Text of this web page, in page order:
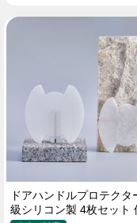
ドアハンドルプロテクタ
級シリコン製 4枚セット